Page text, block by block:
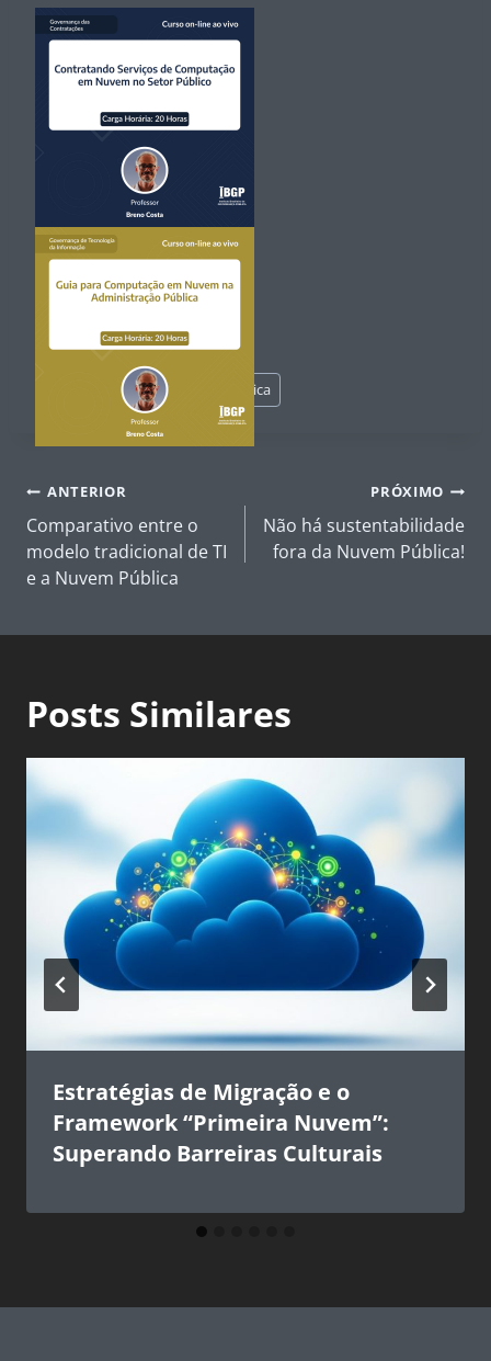
cloud publica # nuvem publica
Navegação
de
Post
ANTERIOR
Comparativo entre o
modelo tradicional de TI
e a Nuvem Pública
PRÓXIMO
Não há sustentabilidade
fora da Nuvem Pública!
Posts Similares
Estratégias de Migração e o
Framework “Primeira Nuvem”:
Superando Barreiras Culturais